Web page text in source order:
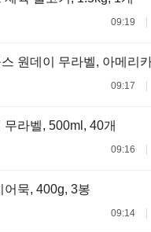
09:19
원데이 무라벨, 아메리
09:17
라벨, 500ml, 40개
09:16
묵, 400g, 3봉
09:14